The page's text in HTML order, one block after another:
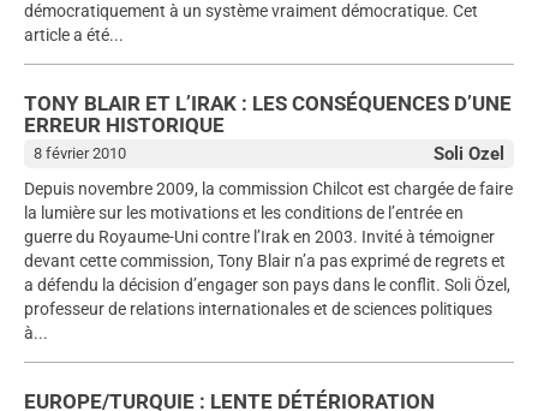
démocratiquement à un système vraiment démocratique. Cet
article a été...
TONY BLAIR ET L’IRAK : LES CONSÉQUENCES D’UNE
ERREUR HISTORIQUE
Soli Ozel
8 février 2010
Depuis novembre 2009, la commission Chilcot est chargée de faire
la lumière sur les motivations et les conditions de l’entrée en
guerre du Royaume-Uni contre l’Irak en 2003. Invité à témoigner
devant cette commission, Tony Blair n’a pas exprimé de regrets et
a défendu la décision d’engager son pays dans le conflit. Soli Özel,
professeur de relations internationales et de sciences politiques
à...
EUROPE/TURQUIE : LENTE DÉTÉRIORATION